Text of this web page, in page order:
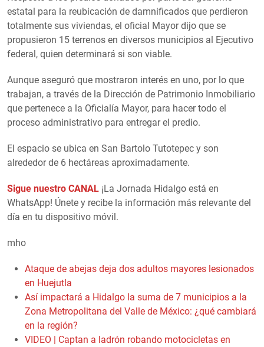
estatal para la reubicación de damnificados que perdieron
totalmente sus viviendas, el oficial Mayor dijo que se
propusieron 15 terrenos en diversos municipios al Ejecutivo
federal, quien determinará si son viable.
Aunque aseguró que mostraron interés en uno, por lo que
trabajan, a través de la Dirección de Patrimonio Inmobiliario
que pertenece a la Oficialía Mayor, para hacer todo el
proceso administrativo para entregar el predio.
El espacio se ubica en San Bartolo Tutotepec y son
alrededor de 6 hectáreas aproximadamente.
Sigue nuestro CANAL ¡La Jornada Hidalgo está en
WhatsApp! Únete y recibe la información más relevante del
día en tu dispositivo móvil.
mho
Ataque de abejas deja dos adultos mayores lesionados
en Huejutla
Así impactará a Hidalgo la suma de 7 municipios a la
Zona Metropolitana del Valle de México: ¿qué cambiará
en la región?
VIDEO | Captan a ladrón robando motocicletas en